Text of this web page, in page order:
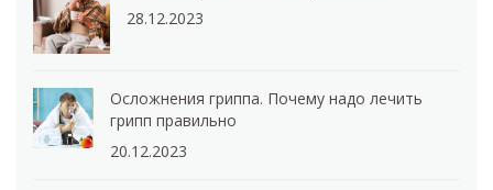
28.12.2023
Осложнения гриппа. Почему надо лечить
грипп правильно
20.12.2023